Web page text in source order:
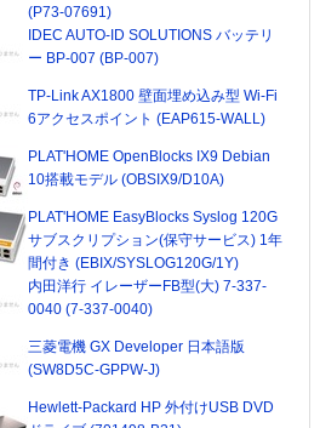
(P73-07691)
IDEC AUTO-ID SOLUTIONS バッテリ
ー BP-007 (BP-007)
TP-Link AX1800 壁面埋め込み型 Wi-Fi
6アクセスポイント (EAP615-WALL)
PLAT'HOME OpenBlocks IX9 Debian
10搭載モデル (OBSIX9/D10A)
PLAT'HOME EasyBlocks Syslog 120G
サブスクリプション(保守サービス) 1年
間付き (EBIX/SYSLOG120G/1Y)
内田洋行 イレーザーFB型(大) 7-337-
0040 (7-337-0040)
三菱電機 GX Developer 日本語版
(SW8D5C-GPPW-J)
Hewlett-Packard HP 外付けUSB DVD